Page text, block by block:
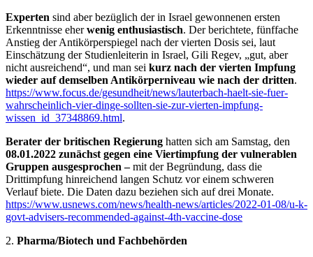
Experten sind aber bezüglich der in Israel gewonnenen ersten
Erkenntnisse eherwenig enthusiastisch. Der berichtete, fünffache
Anstieg der Antikörperspiegel nach der vierten Dosis sei, laut
Einschätzung der Studienleiterin in Israel, Gili Regev, „gut, aber
nicht ausreichend“, und man sei kurz nach der vierten Impfung
wieder auf demselben Antikörperniveau wie nach der dritten.
https://www.focus.de/gesundheit/news/lauterbach-haelt-sie-fuer-
wahrscheinlich-vier-dinge-sollten-sie-zur-vierten-impfung-
wissen_id_37348869.html.
Berater der britischen Regierung hatten sich am Samstag, den
08.01.2022 zunächst gegen eine Viertimpfung der vulnerablen
Gruppen ausgesprochen –mit der Begründung, dass die
Drittimpfung hinreichend langen Schutz vor einem schweren
Verlauf biete. Die Daten dazu beziehen sich auf drei Monate.
https://www.usnews.com/news/health-news/articles/2022-01-08/u-k-
govt-advisers-recommended-against-4th-vaccine-dose
2. Pharma/Biotech und Fachbehörden